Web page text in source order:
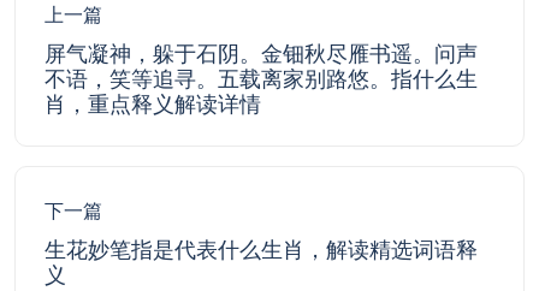
上一篇
屏气凝神，躲于石阴。金钿秋尽雁书遥。问声
不语，笑等追寻。五载离家别路悠。指什么生
肖，重点释义解读详情
下一篇
生花妙笔指是代表什么生肖，解读精选词语释
义